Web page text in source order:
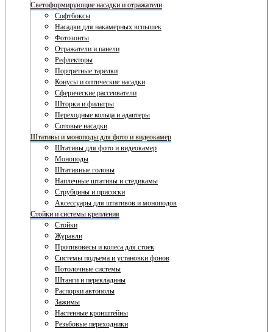
Светоформирующие насадки и отражатели
Софтбоксы
Насадки для накамерных вспышек
Фотозонты
Отражатели и панели
Рефлекторы
Портретные тарелки
Конусы и оптические насадки
Сферические рассеиватели
Шторки и фильтры
Переходные кольца и адаптеры
Сотовые насадки
Штативы и моноподы для фото и видеокамер
Штативы для фото и видеокамер
Моноподы
Штативные головы
Наплечные штативы и стедикамы
Струбцины и присоски
Аксессуары для штативов и моноподов
Стойки и системы крепления
Стойки
Журавли
Противовесы и колеса для стоек
Системы подъема и установки фонов
Потолочные системы
Штанги и перекладины
Распорки автополы
Зажимы
Настенные кронштейны
Резьбовые переходники